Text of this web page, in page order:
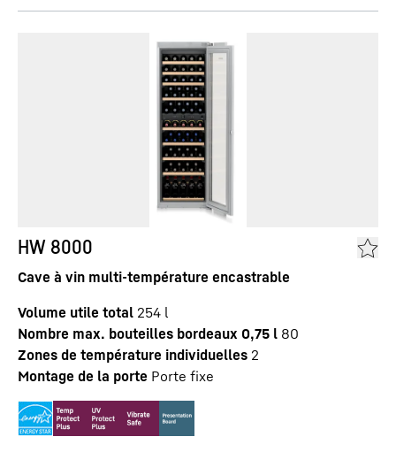
HW 8000
Cave à vin multi-température encastrable
Volume utile total 254 l
Nombre max. bouteilles bordeaux 0,75 l 80
Zones de température individuelles 2
Montage de la porte Porte fixe